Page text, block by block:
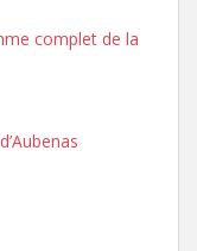
complet de la